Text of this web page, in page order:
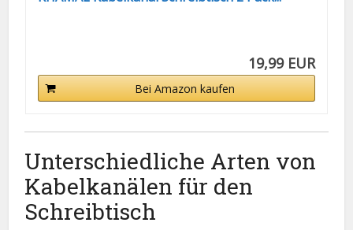
19,99 EUR
Bei Amazon kaufen
Unterschiedliche Arten von
Kabelkanälen für den
Schreibtisch